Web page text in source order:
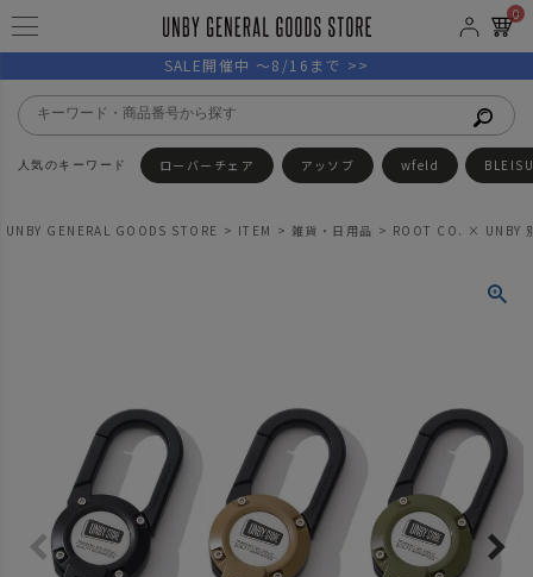
0
SALE開催中 ～8/16まで >>
ローバーチェア アッソブ wfeld
UNBY GENERAL GOODS STORE ITEM 雑貨・日用品 ROOT CO. × UNBY